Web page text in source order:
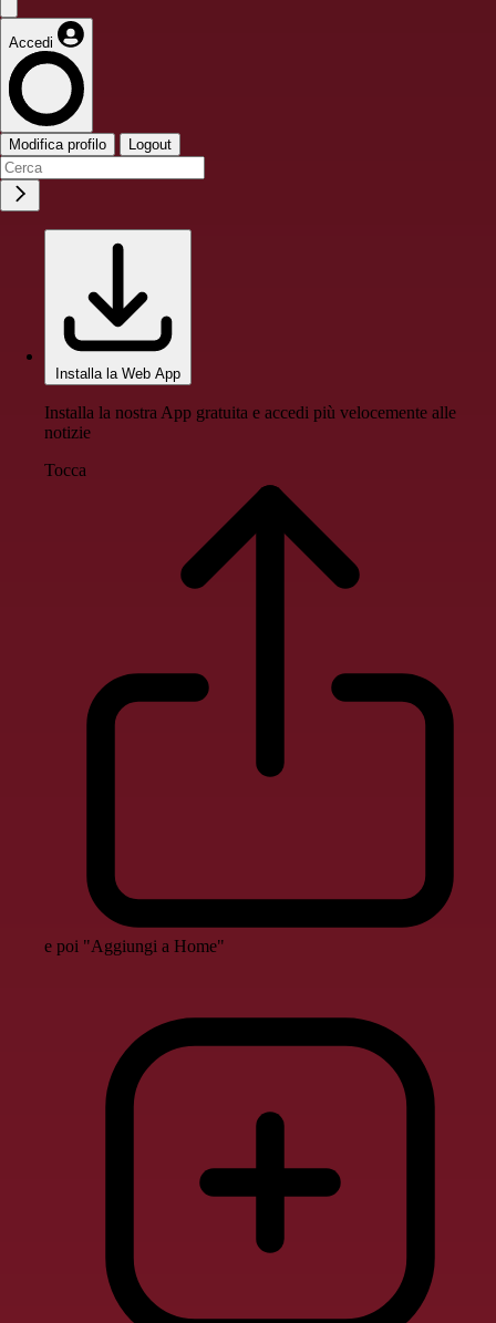
Accedi
Modifica profilo Logout
Installa la Web App
Installa la nostra App gratuita e accedi più velocemente alle
notizie
Tocca
e poi "Aggiungi a Home"